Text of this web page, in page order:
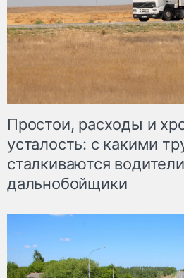
Простои, расходы и
усталость: с какими
сталкиваются
дальнобойщики